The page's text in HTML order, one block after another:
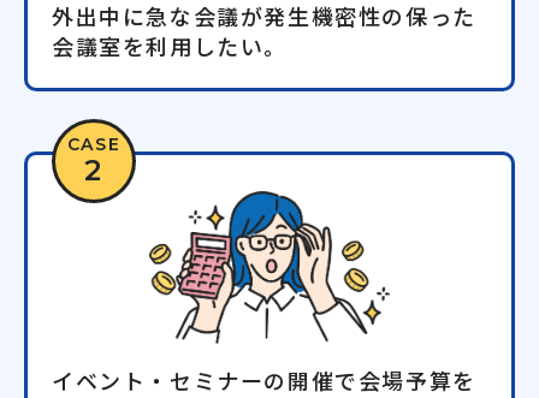
外出中に急な会議が発生機密性の保った
会議室を利用したい。
CASE
2
イベント・セミナーの開催で会場予算を